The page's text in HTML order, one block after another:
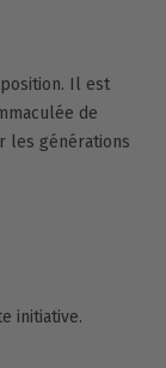
Il est
de
les générations
initiative.